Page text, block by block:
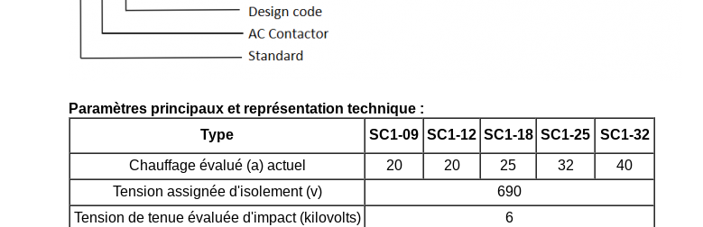
Paramètres principaux et représentation technique :
Type
SC1-09 SC1-12 SC1-18 SC1-25
SC1-32
Chauffage évalué (a) actuel
20 20 25 32
40
Tension assignée d'isolement (v)
690
Tension de tenue évaluée d'impact (kilovolts)
6